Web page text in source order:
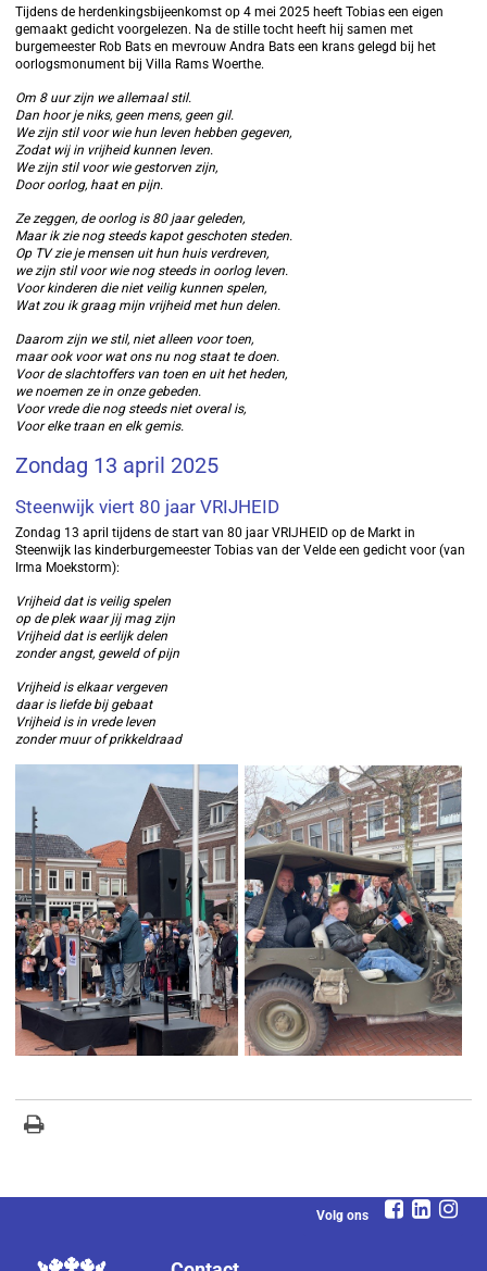
Tijdens de herdenkingsbijeenkomst op 4 mei 2025 heeft Tobias een eigen
gemaakt gedicht voorgelezen. Na de stille tocht heeft hij samen met
burgemeester Rob Bats en mevrouw Andra Bats een krans gelegd bij het
oorlogsmonument bij Villa Rams Woerthe.
Om 8 uur zijn we allemaal stil.
Dan hoor je niks, geen mens, geen gil.
We zijn stil voor wie hun leven hebben gegeven,
Zodat wij in vrijheid kunnen leven.
We zijn stil voor wie gestorven zijn,
Door oorlog, haat en pijn.
Ze zeggen, de oorlog is 80 jaar geleden,
Maar ik zie nog steeds kapot geschoten steden.
Op TV zie je mensen uit hun huis verdreven,
we zijn stil voor wie nog steeds in oorlog leven.
Voor kinderen die niet veilig kunnen spelen,
Wat zou ik graag mijn vrijheid met hun delen.
Daarom zijn we stil, niet alleen voor toen,
maar ook voor wat ons nu nog staat te doen.
Voor de slachtoffers van toen en uit het heden,
we noemen ze in onze gebeden.
Voor vrede die nog steeds niet overal is,
Voor elke traan en elk gemis.
Zondag 13 april 2025
Steenwijk viert 80 jaar VRIJHEID
Zondag 13 april tijdens de start van 80 jaar VRIJHEID op de Markt in
Steenwijk las kinderburgemeester Tobias van der Velde een gedicht voor (van
Irma Moekstorm):
Vrijheid dat is veilig spelen
op de plek waar jij mag zijn
Vrijheid dat is eerlijk delen
zonder angst, geweld of pijn
Vrijheid is elkaar vergeven
daar is liefde bij gebaat
Vrijheid is in vrede leven
zonder muur of prikkeldraad
Volg ons